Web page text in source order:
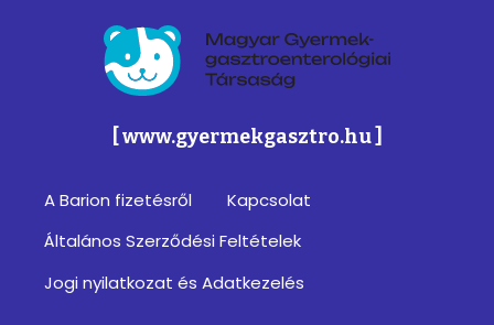
[ www.gyermekgasztro.hu ]
A Barion fizetésről
Kapcsolat
Általános Szerződési Feltételek
Jogi nyilatkozat és Adatkezelés